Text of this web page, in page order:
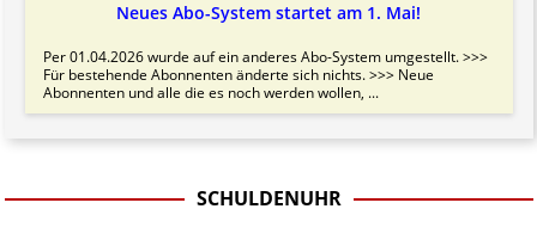
Neues Abo-System startet am 1. Mai!
Per 01.04.2026 wurde auf ein anderes Abo-System umgestellt. >>>
Für bestehende Abonnenten änderte sich nichts. >>> Neue
Abonnenten und alle die es noch werden wollen, ...
SCHULDENUHR